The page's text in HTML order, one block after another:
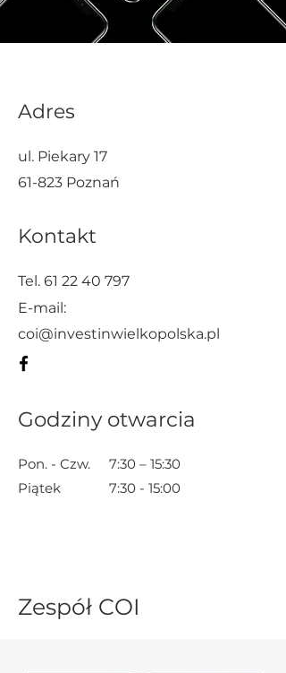
Adres
ul. Piekary 17
61-823 Poznań
Kontakt
Tel. 61 22 40 797
E-mail:
coi@investinwielkopolska.pl
Godziny otwarcia
Pon. - Czw.
Piątek
7:30 – 15:30
7:30 - 15:00
Zespół COI